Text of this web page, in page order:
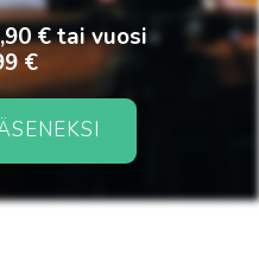
€ tai vuosi
€